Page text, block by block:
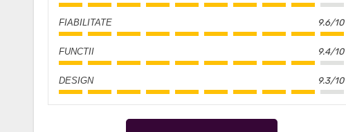
FIABILITATE 9.6/10
FUNCTII 9.4/10
DESIGN 9.3/10